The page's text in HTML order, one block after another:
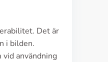
Det är
i bilden.
användning